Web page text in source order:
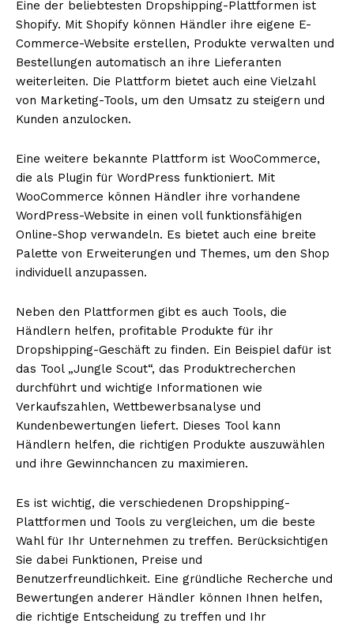
Eine der beliebtesten Dropshipping-Plattformen ist
Shopify. Mit Shopify können Händler ihre eigene E-
Commerce-Website erstellen, Produkte verwalten und
Bestellungen automatisch an ihre Lieferanten
weiterleiten. Die Plattform bietet auch eine Vielzahl
von Marketing-Tools, um den Umsatz zu steigern und
Kunden anzulocken.
Eine weitere bekannte Plattform ist WooCommerce,
die als Plugin für WordPress funktioniert. Mit
WooCommerce können Händler ihre vorhandene
WordPress-Website in einen voll funktionsfähigen
Online-Shop verwandeln. Es bietet auch eine breite
Palette von Erweiterungen und Themes, um den Shop
individuell anzupassen.
Neben den Plattformen gibt es auch Tools, die
Händlern helfen, profitable Produkte für ihr
Dropshipping-Geschäft zu finden. Ein Beispiel dafür ist
das Tool „Jungle Scout“, das Produktrecherchen
durchführt und wichtige Informationen wie
Verkaufszahlen, Wettbewerbsanalyse und
Kundenbewertungen liefert. Dieses Tool kann
Händlern helfen, die richtigen Produkte auszuwählen
und ihre Gewinnchancen zu maximieren.
Es ist wichtig, die verschiedenen Dropshipping-
Plattformen und Tools zu vergleichen, um die beste
Wahl für Ihr Unternehmen zu treffen. Berücksichtigen
Sie dabei Funktionen, Preise und
Benutzerfreundlichkeit. Eine gründliche Recherche und
Bewertungen anderer Händler können Ihnen helfen,
die richtige Entscheidung zu treffen und Ihr